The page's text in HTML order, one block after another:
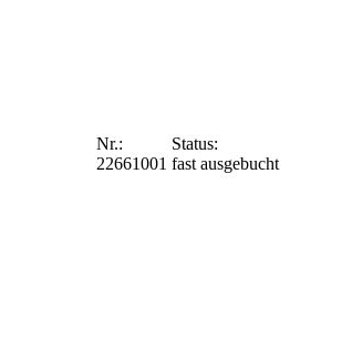
Nr.:
22661001
Status:
fast ausgebucht